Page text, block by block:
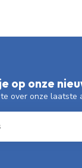
op onze
over onze laatste